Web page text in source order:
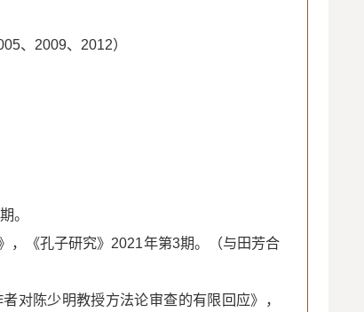
、2009、2012）
。
，《孔子研究》2021年第3期。（与田芳合
对陈少明教授方法论审查的有限回应》，